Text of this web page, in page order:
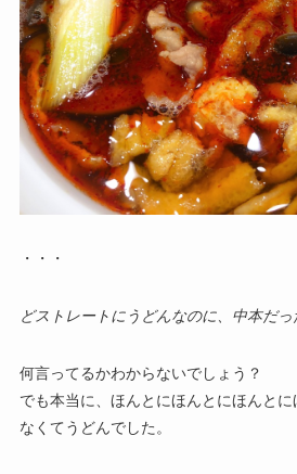
・・・
どストレートにうどんなのに、中本だっ
何言ってるかわからないでしょう？
でも本当に、ほんとにほんとにほんと
なくてうどんでした。